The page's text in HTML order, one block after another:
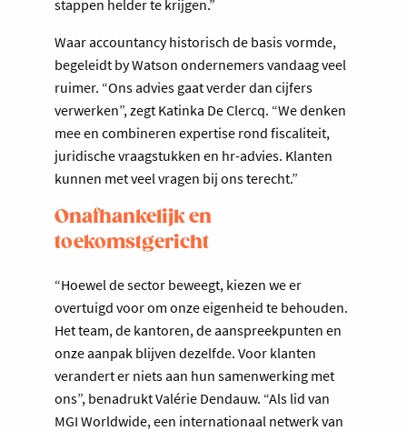
stappen helder te krijgen.”
Waar accountancy historisch de basis vormde,
begeleidt by Watson ondernemers vandaag veel
ruimer. “Ons advies gaat verder dan cijfers
verwerken”, zegt Katinka De Clercq. “We denken
mee en combineren expertise rond fiscaliteit,
juridische vraagstukken en hr-advies. Klanten
kunnen met veel vragen bij ons terecht.”
Onafhankelijk en
toekomstgericht
“Hoewel de sector beweegt, kiezen we er
overtuigd voor om onze eigenheid te behouden.
Het team, de kantoren, de aanspreekpunten en
onze aanpak blijven dezelfde. Voor klanten
verandert er niets aan hun samenwerking met
ons”, benadrukt Valérie Dendauw. “Als lid van
MGI Worldwide, een internationaal netwerk van